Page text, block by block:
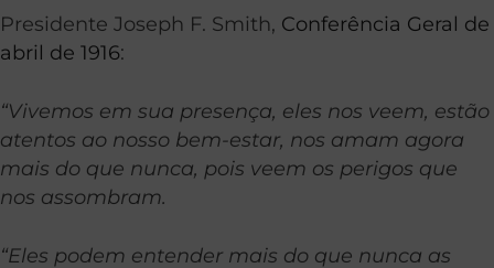
Presidente Joseph F. Smith, Conferência Geral de
abril de 1916:
“Vivemos em sua presença, eles nos veem, estão
atentos ao nosso bem-estar, nos amam agora
mais do que nunca, pois veem os perigos que
nos assombram.
“Eles podem entender mais do que nunca as